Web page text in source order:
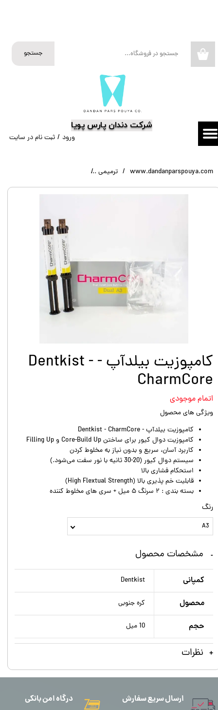
​شرکت دندان پارس پویا
جستجو
ورود / ثبت نام در سایت
تغییر گذر واژه
سفارشات
www.dandanparspouya.com ترمیمی
کامپوزیت بیلدآپ - Dentkist -
CharmCore
اتمام موجودی
ویژگی های محصول
کامپوزیت بیلدآپ - Dentkist - CharmCore
کامپوزیت دوال کیور برای ساختن Core-Build Up و Filling Up
کاربرد آسان، سریع و بدون نیاز به مخلوط کردن
سیستم دوال کیور (20-30 ثانیه با نور سفت می‌شود.)
استحکام فشاری بالا
قابلیت خم پذیری بالا (High Flextual Strength)
بسته بندی : ۲ سرنگ ۵ میل + سری های مخلوط کننده
رنگ
A3
مشخصات محصول
کمپانی Dentkist
محصول کره جنوبی
حجم 10 میل
نظرات
ارسال سریع سفارش درگاه امن بانکی